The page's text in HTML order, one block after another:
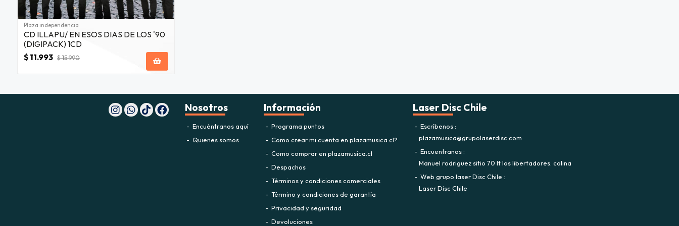
Plaza independencia
CD ILLAPU/ EN ESOS DIAS DE LOS '90
(DIGIPACK) 1CD
$ 11.993 $ 15.990
Nosotros
Encuéntranos aquí
Quienes somos
Información
Programa puntos
Como crear mi cuenta en plazamusica.cl?
Como comprar en plazamusica.cl
Despachos
Términos y condiciones comerciales
Término y condiciones de garantía
Privacidad y seguridad
Devoluciones
Laser Disc Chile
Escríbenos
plazamusica@grupolaserdisc.com
Encuentranos
Manuel rodriguez sitio 70 lt los libertadores. colina
Web grupo laser Disc Chile
Laser Disc Chile